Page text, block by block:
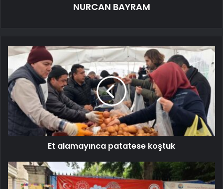
NURCAN BAYRAM
Et alamayınca patatese koştuk